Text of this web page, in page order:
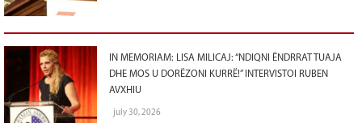
IN MEMORIAM: LISA MILICAJ: “NDIQNI ËNDRRAT TUAJA
DHE MOS U DORËZONI KURRË!” INTERVISTOI RUBEN
AVXHIU
july 30, 2026